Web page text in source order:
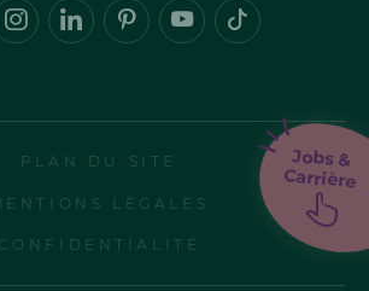
Jobs &
Carrière
PLAN DU SITE
LÉGALES
CONFIDENTIALITÉ